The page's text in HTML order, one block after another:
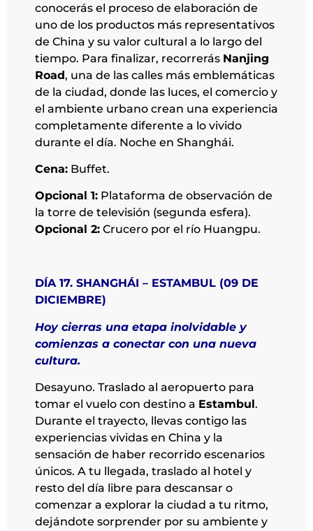
conocerás el proceso de elaboración de
uno de los productos más representativos
de China y su valor cultural a lo largo del
tiempo. Para finalizar, recorrerás Nanjing
Road, una de las calles más emblemáticas
de la ciudad, donde las luces, el comercio y
el ambiente urbano crean una experiencia
completamente diferente a lo vivido
durante el día. Noche en Shanghái.
Cena: Buffet.
Opcional 1: Plataforma de observación de
la torre de televisión (segunda esfera).
Opcional 2: Crucero por el río Huangpu.
DÍA 17. SHANGHÁI – ESTAMBUL (09 DE
DICIEMBRE)
Hoy cierras una etapa inolvidable y
comienzas a conectar con una nueva
cultura.
Desayuno. Traslado al aeropuerto para
tomar el vuelo con destino a Estambul.
Durante el trayecto, llevas contigo las
experiencias vividas en China y la
sensación de haber recorrido escenarios
únicos. A tu llegada, traslado al hotel y
resto del día libre para descansar o
comenzar a explorar la ciudad a tu ritmo,
dejándote sorprender por su ambiente y